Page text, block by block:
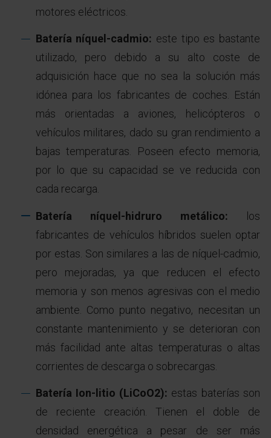
motores eléctricos.
Batería níquel-cadmio: este tipo es bastante
utilizado, pero debido a su alto coste de
adquisición hace que no sea la solución más
idónea para los fabricantes de coches. Están
más orientadas a aviones, helicópteros o
vehículos militares, dado su gran rendimiento a
bajas temperaturas. Poseen efecto memoria,
por lo que su capacidad se ve reducida con
cada recarga.
Batería níquel-hidruro metálico: los
fabricantes de vehículos híbridos suelen optar
por estas. Son similares a las de níquel-cadmio,
pero mejoradas, ya que reducen el efecto
memoria y son menos agresivas con el medio
ambiente. Como punto negativo, necesitan un
constante mantenimiento y se deterioran con
más facilidad ante altas temperaturas o altas
corrientes de descarga o sobrecargas.
Batería Ion-litio (LiCoO2): estas baterías son
de reciente creación. Tienen el doble de
densidad energética a pesar de ser más